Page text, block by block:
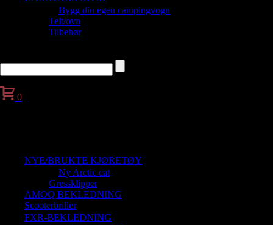
Bygg din egen campingvogn
Telt/ovn
Tilbehør
0
NYE/BRUKTE KJØRETØY
Ny Arctic cat
Gressklipper
AMOQ BEKLEDNING
Scooterbriller
FXR-BEKLEDNING